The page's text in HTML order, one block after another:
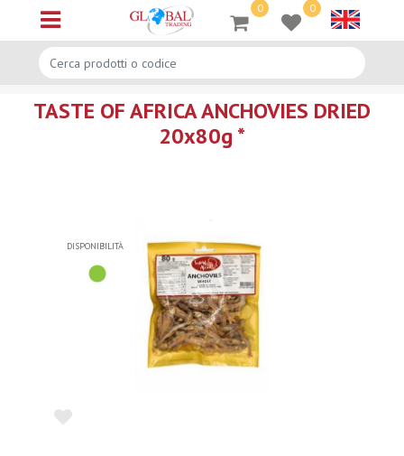
Open menu
0 0
TASTE OF AFRICA ANCHOVIES DRIED
20x80g *
DISPONIBILITÀ